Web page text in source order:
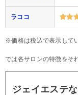
ラココ
※価格は税込で表示して
では各サロンの特徴をそ
ジェイエステ